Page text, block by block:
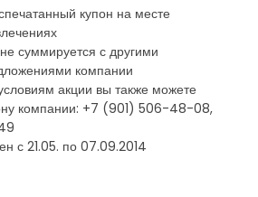
купон на месте
суммируется с другими
компании
акции вы также можете
компании: +7 (901) 506-48-08,
с 21.05. по 07.09.2014